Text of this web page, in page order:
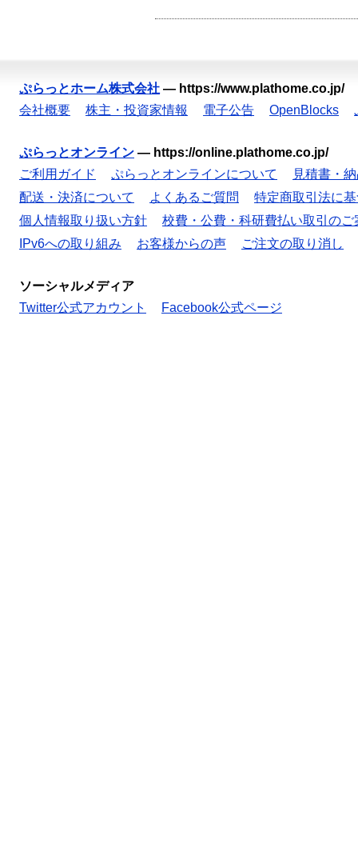
ぷらっとホーム株式会社 — https://www.plathome.co.jp/
会社概要
株主・投資家情報 電子公告 OpenBlocks
ぷらっとオンライン — https://online.plathome.co.jp/
ご利用ガイド
ぷらっとオンラインについて
見積書・
配送・決済について
よくあるご質問
特定商取引法に
個人情報取り扱い方針
校費・公費・科研費払い取引のご
IPv6への取り組み
お客様からの声 ご注文の取り消し
ソーシャルメディア
Twitter公式アカウント
Facebook公式ページ